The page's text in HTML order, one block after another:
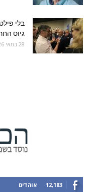
בלי
גיוס
28 במאי 2026
12,183 אוהדים